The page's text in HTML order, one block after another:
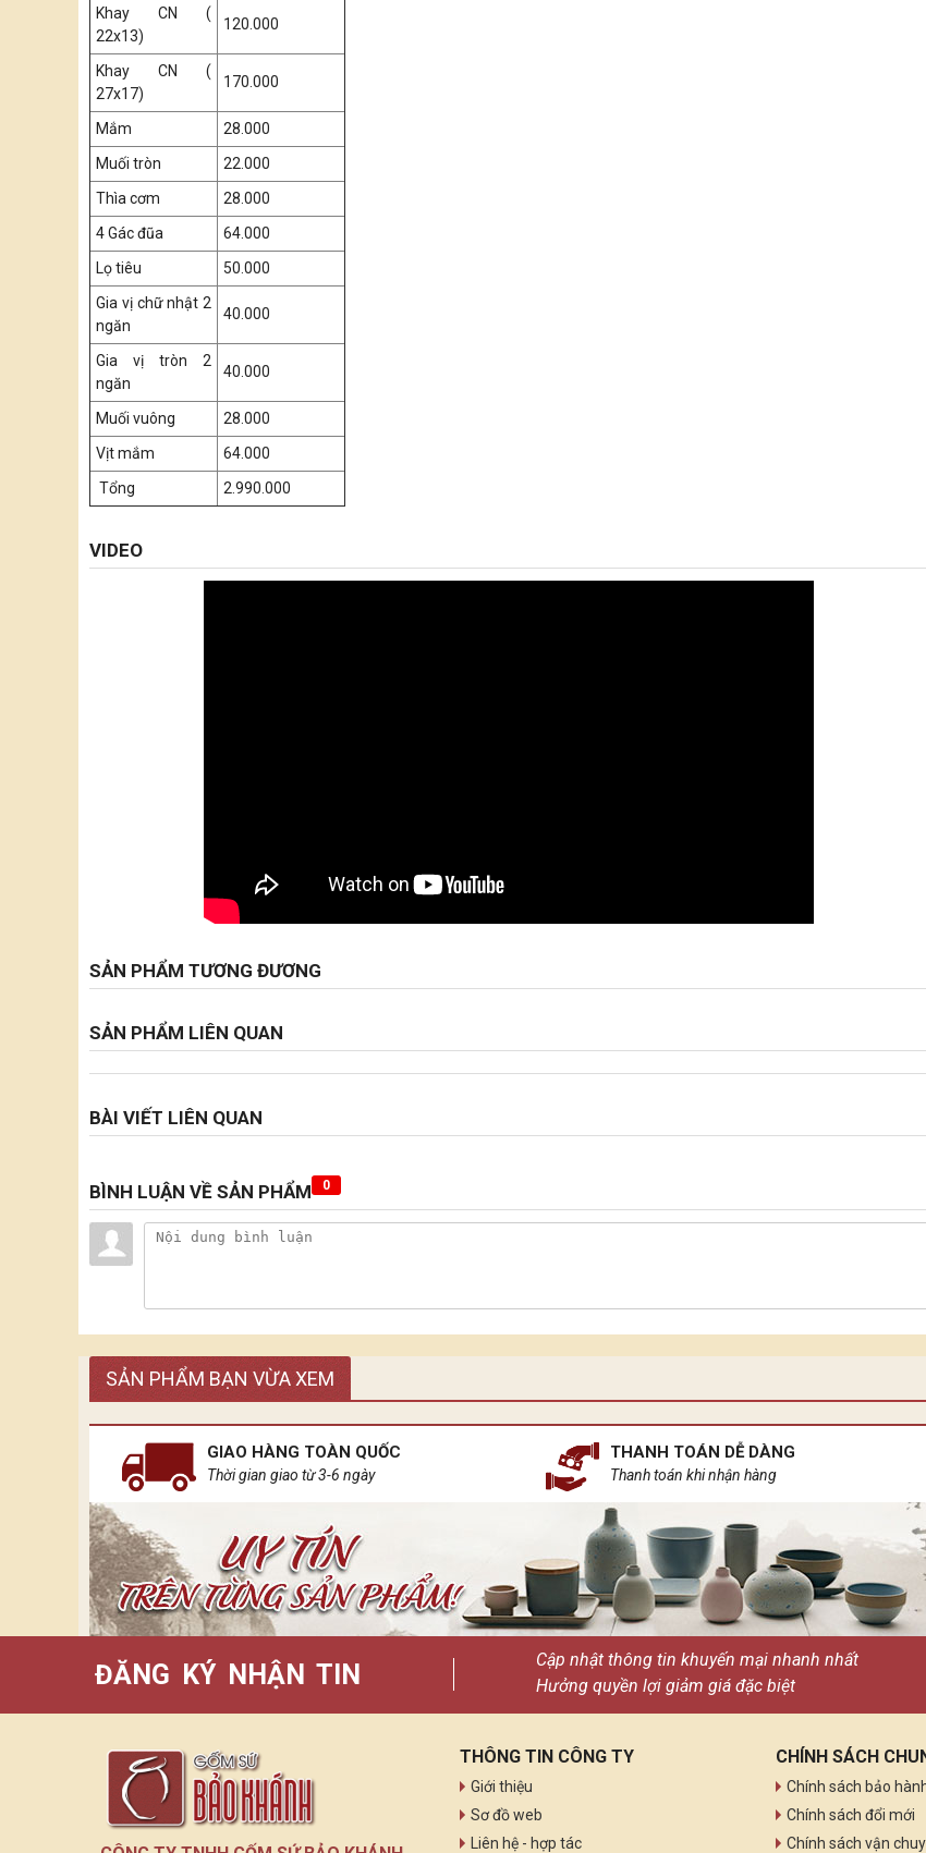
Khay CN (
22x13)
120.000
Khay CN (
27x17)
170.000
Mắm
28.000
Muối tròn
22.000
Thìa cơm
28.000
4 Gác đũa
64.000
Lọ tiêu
50.000
Gia vị chữ nhật 2
ngăn
40.000
Gia vị tròn 2
ngăn
40.000
Muối vuông
28.000
Vịt mắm
64.000
Tổng
2.990.000
VIDEO
SẢN PHẨM TƯƠNG ĐƯƠNG
SẢN PHẨM LIÊN QUAN
BÀI VIẾT LIÊN QUAN
BÌNH LUẬN VỀ SẢN PHẨM 0
SẢN PHẨM BẠN VỪA XEM
GIAO HÀNG TOÀN QUỐC
Thời gian giao từ 3-6 ngày
THANH TOÁN DỄ DÀNG
Thanh toán khi nhận hàng
ĐĂNG KÝ NHẬN TIN
Cập nhật thông tin khuyến mại nhanh nhất
Hưởng quyền lợi giảm giá đặc biệt
THÔNG TIN CÔNG TY
Giới thiệu
Sơ đồ web
Liên hệ - hợp tác
CHÍNH SÁCH
Chính sách bảo
Chính sách đổi mới
Chính sách vận